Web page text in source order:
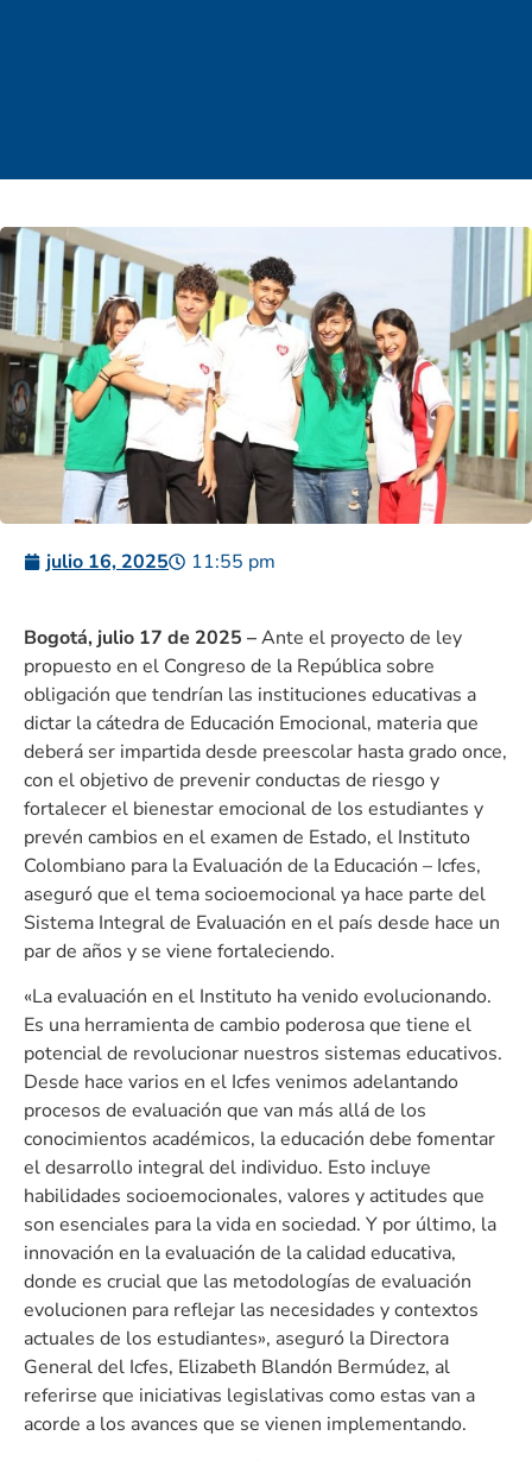
julio 16, 2025 11:55 pm
Bogotá, julio 17 de 2025 –Ante el proyecto de ley
propuesto en el Congreso de la República sobre
obligación que tendrían las instituciones educativas a
dictar la cátedra de Educación Emocional, materia que
deberá ser impartida desde preescolar hasta grado once,
con el objetivo de prevenir conductas de riesgo y
fortalecer el bienestar emocional de los estudiantes y
prevén cambios en el examen de Estado, el Instituto
Colombiano para la Evaluación de la Educación – Icfes,
aseguró que el tema socioemocional ya hace parte del
Sistema Integral de Evaluación en el país desde hace un
par de años y se viene fortaleciendo.
«La evaluación en el Instituto ha venido evolucionando.
Es una herramienta de cambio poderosa que tiene el
potencial de revolucionar nuestros sistemas educativos.
Desde hace varios en el Icfes venimos adelantando
procesos de evaluación que van más allá de los
conocimientos académicos, la educación debe fomentar
el desarrollo integral del individuo. Esto incluye
habilidades socioemocionales, valores y actitudes que
son esenciales para la vida en sociedad. Y por último, la
innovación en la evaluación de la calidad educativa,
donde es crucial que las metodologías de evaluación
evolucionen para reflejar las necesidades y contextos
actuales de los estudiantes», aseguró la Directora
General del Icfes, Elizabeth Blandón Bermúdez, al
referirse que iniciativas legislativas como estas van a
acorde a los avances que se vienen implementando.